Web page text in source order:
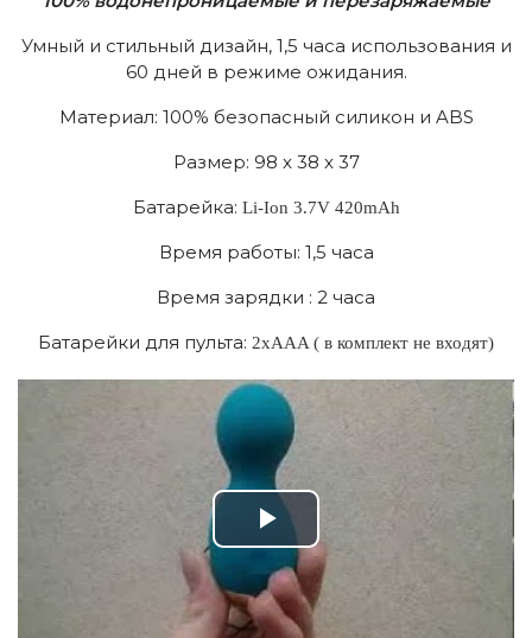
Умный и стильный дизайн, 1,5 часа использования и
60 дней в режиме ожидания.
Материал: 100% безопасный силикон и ABS
Размер: 98 x 38 x 37
Батарейка: Li-Ion 3.7V 420mAh
Время работы: 1,5 часа
Время зарядки : 2 часа
Батарейки для пульта: 2xAAA ( в комплект не входят)
Play
Video